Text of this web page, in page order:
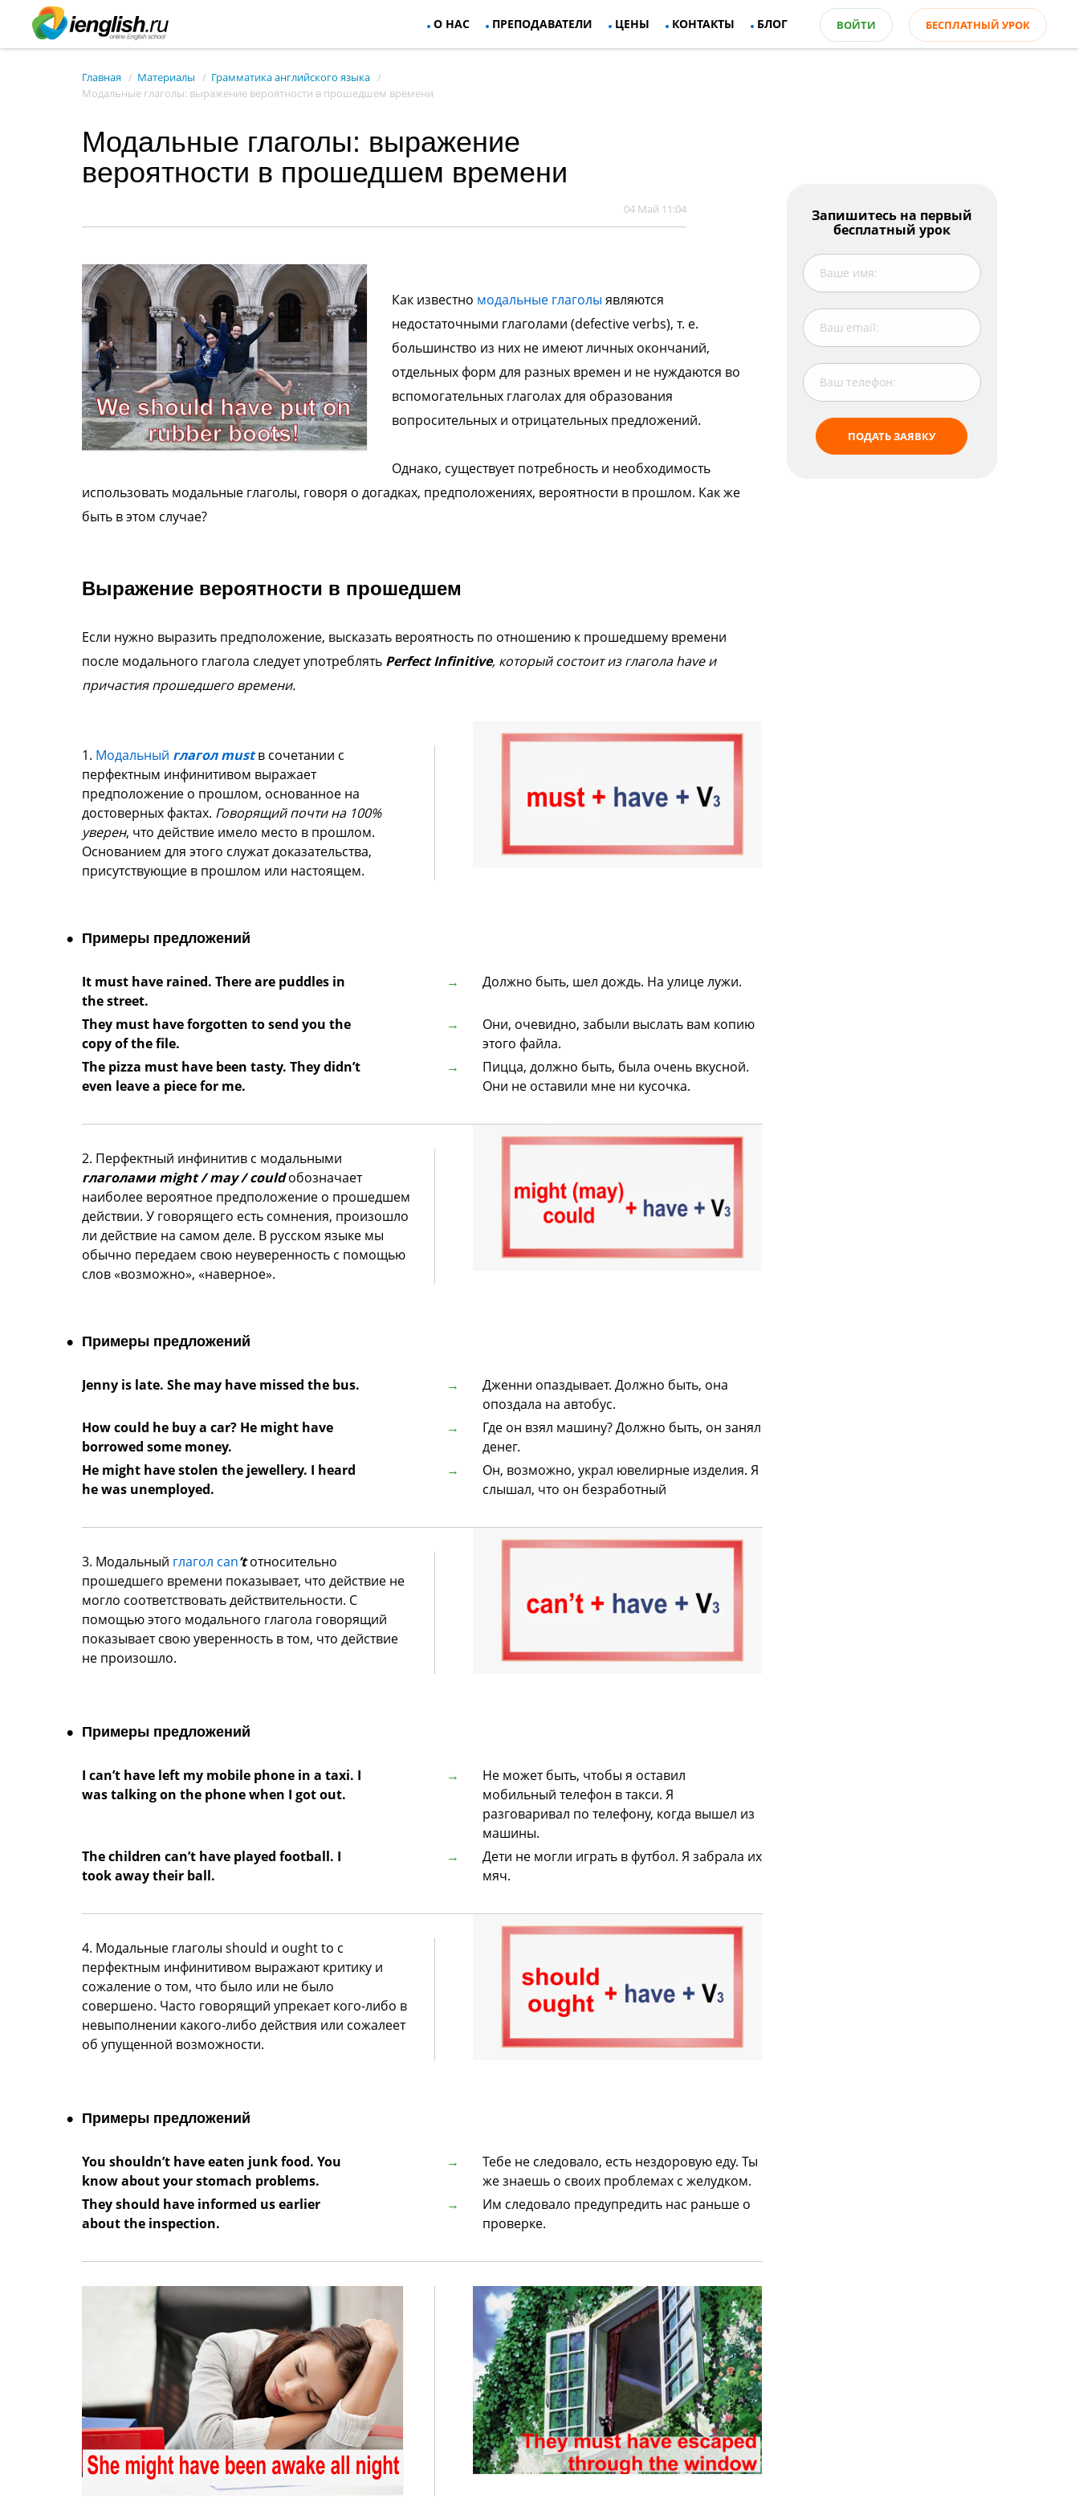
ВОЙТИ БЕСПЛАТНЫЙ УРОК
О НАС ПРЕПОДАВАТЕЛИ ЦЕНЫ КОНТАКТЫ БЛОГ
Главная Материалы
Грамматика английского языка
Модальные глаголы: выражение вероятности в прошедшем времени
Модальные глаголы: выражение
вероятности в прошедшем времени
04 Май 11:04 Оглавление
Выражение вероятности в прошедшем
Важно!
Watch the video on past modals for
Запишитесь на первый
бесплатный урок
ПОДАТЬ ЗАЯВКУ
Как известно модальные глаголы являются
недостаточными глаголами (defective verbs), т. е.
большинство из них не имеют личных окончаний,
отдельных форм для разных времен и не нуждаются во
вспомогательных глаголах для образования
вопросительных и отрицательных предложений.
Однако, существует потребность и необходимость
использовать модальные глаголы, говоря о догадках, предположениях, вероятности в прошлом. Как же
быть в этом случае?
Выражение вероятности в прошедшем
Если нужно выразить предположение, высказать вероятность по отношению к прошедшему времени
после модального глагола следует употреблять Perfect Infinitive, который состоит из глагола have и
причастия прошедшего времени.
1. Модальный глагол mustв сочетании с
перфектным инфинитивом выражает
предположение о прошлом, основанное на
достоверных фактах. Говорящий почти на 100%
уверен, что действие имело место в прошлом.
Основанием для этого служат доказательства,
присутствующие в прошлом или настоящем.
Примеры предложений
It must have rained. There are puddles in
the street.
Должно быть, шел дождь. На улице лужи.
They must have forgotten to send you the
copy of the file.
Они, очевидно, забыли выслать вам копию
этого файла.
The pizza must have been tasty. They didn’t
even leave a piece for me.
Пицца, должно быть, была очень вкусной.
Они не оставили мне ни кусочка.
2. Перфектный инфинитив с модальными
глаголами might / may / could обозначает
наиболее вероятное предположение о прошедшем
действии. У говорящего есть сомнения, произошло
ли действие на самом деле. В русском языке мы
обычно передаем свою неуверенность с помощью
слов «возможно», «наверное».
Примеры предложений
Jenny is late. She may have missed the bus.
Дженни опаздывает. Должно быть, она
опоздала на автобус.
How could he buy a car? He might have
borrowed some money.
Где он взял машину? Должно быть, он занял
денег.
He might have stolen the jewellery. I heard
he was unemployed.
Он, возможно, украл ювелирные изделия. Я
слышал, что он безработный
3. Модальный глагол can’tотносительно
прошедшего времени показывает, что действие не
могло соответствовать действительности. С
помощью этого модального глагола говорящий
показывает свою уверенность в том, что действие
не произошло.
Примеры предложений
I can’t have left my mobile phone in a taxi. I
was talking on the phone when I got out.
Не может быть, чтобы я оставил
мобильный телефон в такси. Я
разговаривал по телефону, когда вышел из
машины.
The children can’t have played football. I
took away their ball.
Дети не могли играть в футбол. Я забрала их
мяч.
4. Модальные глаголы should и ought to с
перфектным инфинитивом выражают критику и
сожаление о том, что было или не было
совершено. Часто говорящий упрекает кого-либо в
невыполнении какого-либо действия или сожалеет
об упущенной возможности.
Примеры предложений
You shouldn’t have eaten junk food. You
know about your stomach problems.
Тебе не следовало, есть нездоровую еду. Ты
же знаешь о своих проблемах с желудком.
They should have informed us earlier
about the inspection.
Им следовало предупредить нас раньше о
проверке.